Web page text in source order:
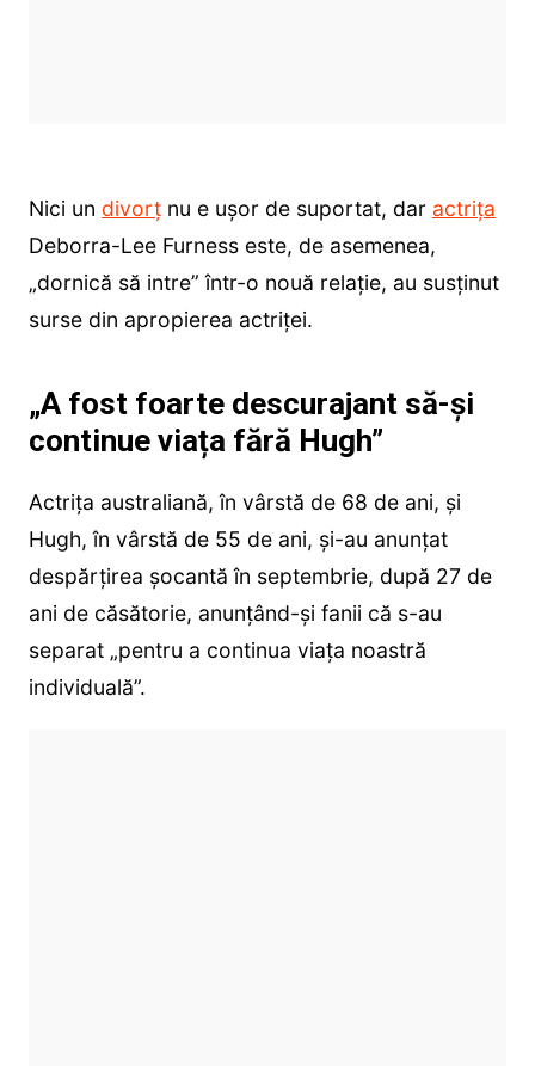
Nici un divorțnu e ușor de suportat, dar actrița
Deborra-Lee Furness este, de asemenea,
„dornică să intre” într-o nouă relație, au susținut
surse din apropierea actriței.
„A fost foarte descurajant să-și
continue viața fără Hugh”
Actrița australiană, în vârstă de 68 de ani, și
Hugh, în vârstă de 55 de ani, și-au anunțat
despărțirea șocantă în septembrie, după 27 de
ani de căsătorie, anunțând-și fanii că s-au
separat „pentru a continua viața noastră
individuală”.